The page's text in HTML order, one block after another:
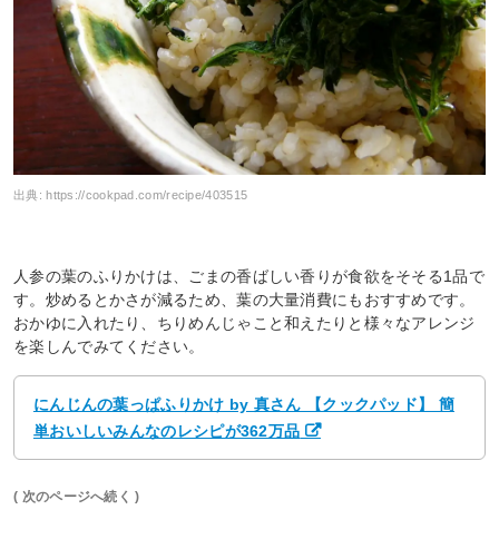
出典:https://cookpad.com/recipe/403515
人参の葉のふりかけは、ごまの香ばしい香りが食欲をそそる1品で
す。炒めるとかさが減るため、葉の大量消費にもおすすめです。
おかゆに入れたり、ちりめんじゃこと和えたりと様々なアレンジ
を楽しんでみてください。
にんじんの葉っぱふりかけ by 真さん 【クックパッド】 簡
単おいしいみんなのレシピが362万品
( 次のページへ続く )